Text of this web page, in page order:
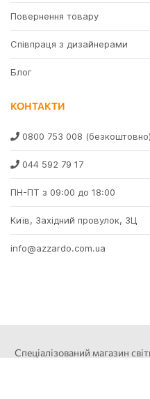
Повернення товару
Співпраця з дизайнерами
Блог
КОНТАКТИ
0800 753 008 (безкоштовно)
044 592 79 17
ПН-ПТ з 09:00 до 18:00
Київ, Західний провулок, 3Ц
info@azzardo.com.ua
Спеціалізований магазин